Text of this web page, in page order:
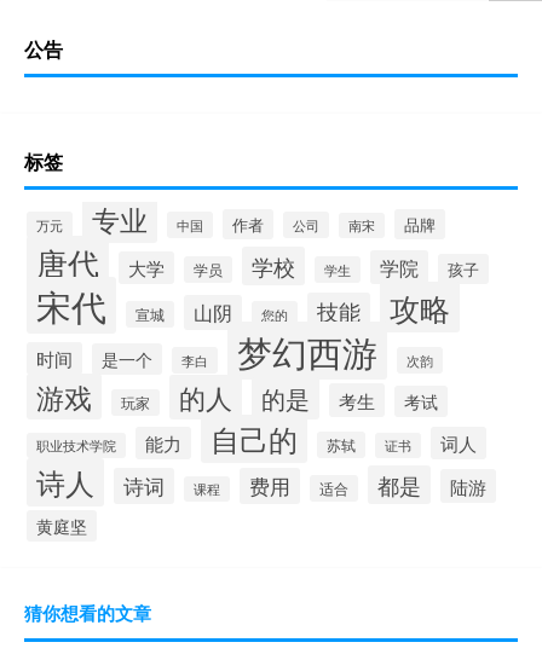
公告
标签
万元 专业 中国 作者 公司 南宋 品牌
唐代 大学 学员 学校 学生 学院 孩子
宋代 宣城 山阴 您的 技能 攻略
时间 是一个 李白 梦幻西游 次韵
游戏 玩家 的人 的是 考生 考试
职业技术学院 能力 自己的 苏轼 证书 词人
诗人 诗词 课程 费用 适合 都是 陆游
黄庭坚
猜你想看的文章